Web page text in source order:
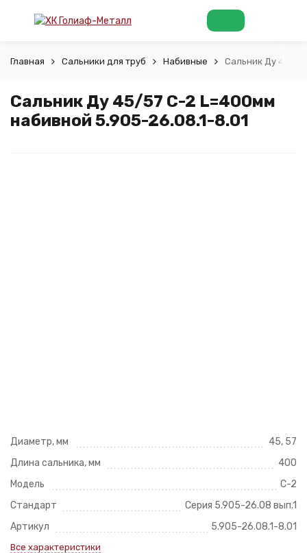
Главная Сальники для труб Набивные Сальник Ду 45/57
Сальник Ду 45/57 С-2 L=400мм
набивной 5.905-26.08.1-8.01
Диаметр, мм
45, 57
Длина сальника, мм
400
Модель
С-2
Стандарт
Серия 5.905-26.08 вып.1
Артикул
5.905-26.08.1-8.01
Все характеристики